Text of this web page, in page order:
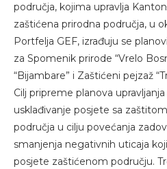
područja, kojima upravlja
zaštićena prirodna područja, u
Portfelja GEF, izrađuju se
za Spomenik prirode “Vrelo
“Bijambare” i Zaštićeni pejzaž
Cilj pripreme planova
usklađivanje posjete sa
područja u cilju povećanja
smanjenja negativnih uticaja
posjete zaštićenom području.